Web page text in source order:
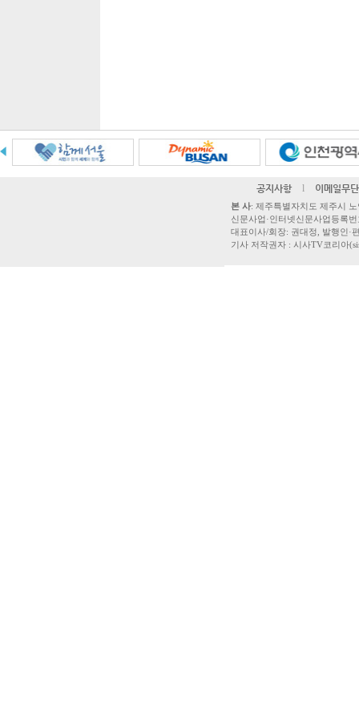
공지사항 l 이메일무
본 사: 제주특별자치도 제주시
신문사업·인터넷신문사업등록
대표이사/회장: 권대정, 발행인·
기사 저작권자 : 시사TV코리아